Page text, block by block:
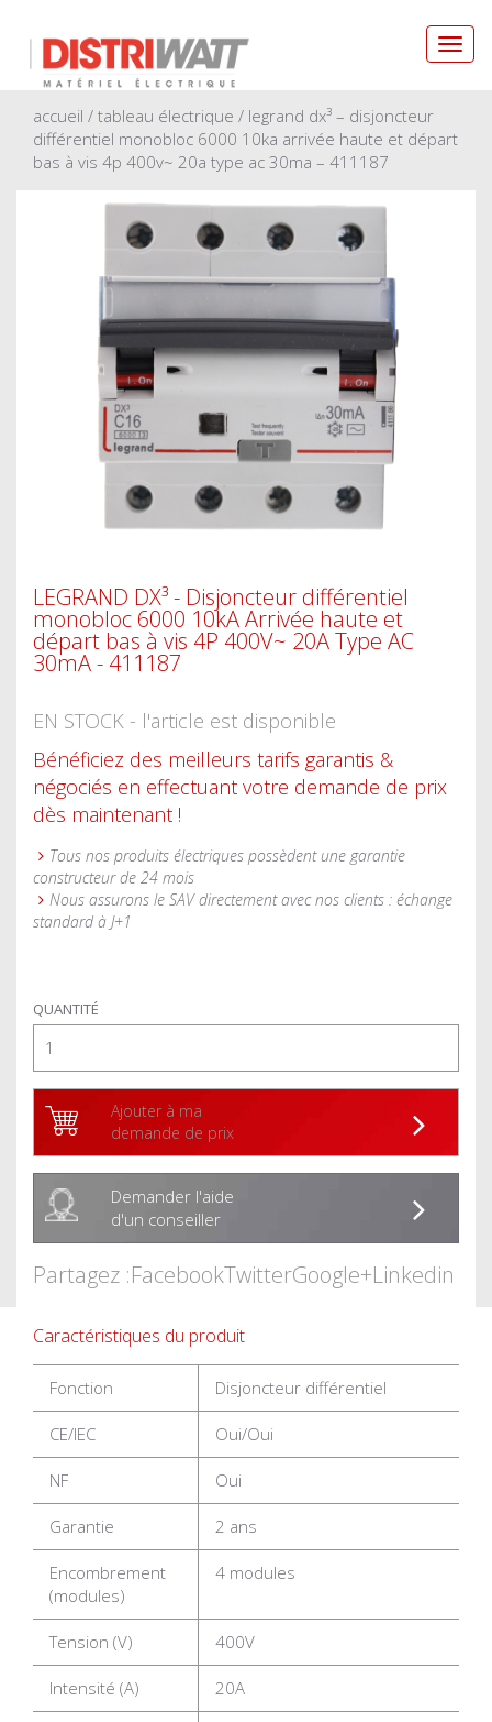
accueil / tableau électrique / legrand dx³ – disjoncteur
différentiel monobloc 6000 10ka arrivée haute et départ
bas à vis 4p 400v~ 20a type ac 30ma – 411187
LEGRAND DX³ - Disjoncteur différentiel
monobloc 6000 10kA Arrivée haute et
départ bas à vis 4P 400V~ 20A Type AC
30mA - 411187
EN STOCK - l'article est disponible
Bénéficiez des meilleurs tarifs garantis &
négociés en effectuant votre demande de prix
dès maintenant !
Tous nos produits électriques possèdent une garantie
constructeur de 24 mois
Nous assurons le SAV directement avec nos clients : échange
standard à J+1
QUANTITÉ
Ajouter à ma
demande de prix
Demander l'aide
d'un conseiller
Partagez :FacebookTwitterGoogle+Linkedin
Caractéristiques du produit
Fonction Disjoncteur différentiel
CE/IEC Oui/Oui
NF Oui
Garantie 2 ans
Encombrement
(modules)
4 modules
Tension (V) 400V
Intensité (A) 20A